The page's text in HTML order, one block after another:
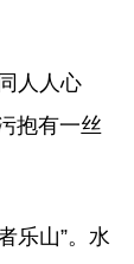
人人心
抱有一丝
乐山”。水